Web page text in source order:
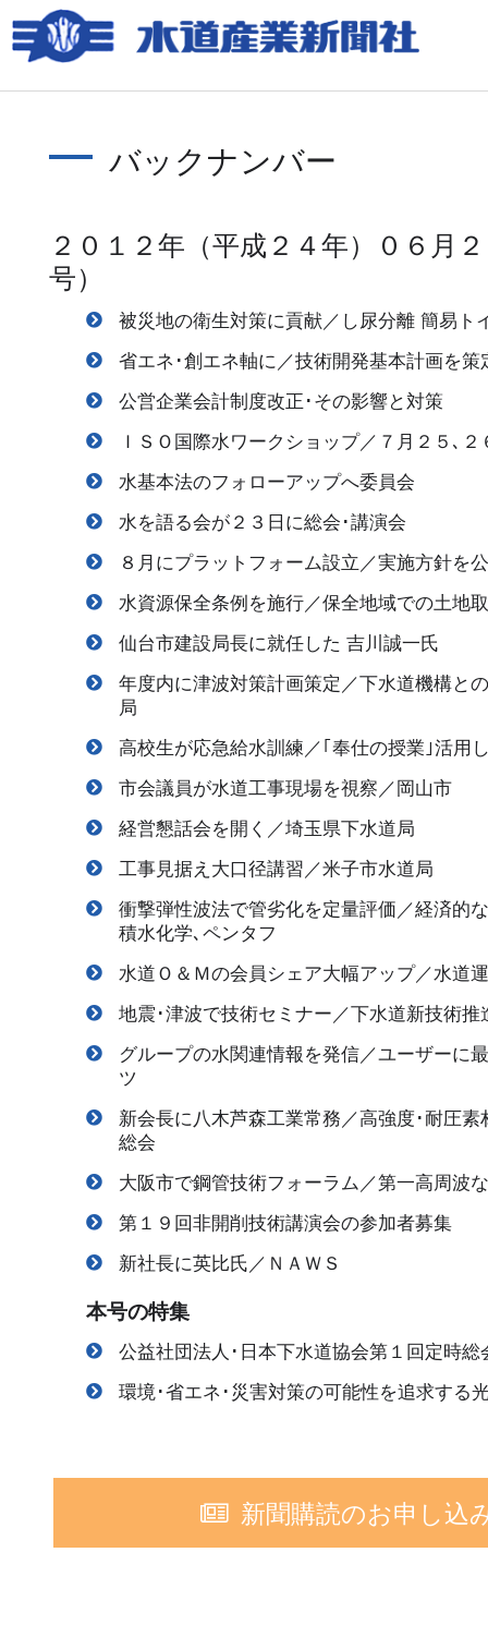
バックナンバー
２０１２年（平成２４年）０６月
号）
被災地の衛生対策に貢献／し尿分離 簡易ト
省エネ･創エネ軸に／技術開発基本計画を策
公営企業会計制度改正･その影響と対策
ＩＳＯ国際水ワークショップ／７月２５､
水基本法のフォローアップへ委員会
水を語る会が２３日に総会･講演会
８月にプラットフォーム設立／実施方針を
水資源保全条例を施行／保全地域での土地
仙台市建設局長に就任した 吉川誠一氏
年度内に津波対策計画策定／下水道機構と
局
高校生が応急給水訓練／｢奉仕の授業｣活用
市会議員が水道工事現場を視察／岡山市
経営懇話会を開く／埼玉県下水道局
工事見据え大口径講習／米子市水道局
衝撃弾性波法で管劣化を定量評価／経済的
積水化学､ペンタフ
水道Ｏ＆Ｍの会員シェア大幅アップ／水道
地震･津波で技術セミナー／下水道新技術推
グループの水関連情報を発信／ユーザーに
ツ
新会長に八木芦森工業常務／高強度･耐圧
総会
大阪市で鋼管技術フォーラム／第一高周波
第１９回非開削技術講演会の参加者募集
新社長に英比氏／ＮＡＷＳ
本号の特集
公益社団法人･日本下水道協会第１回定時総
環境･省エネ･災害対策の可能性を追求する
新聞購読のお申し込